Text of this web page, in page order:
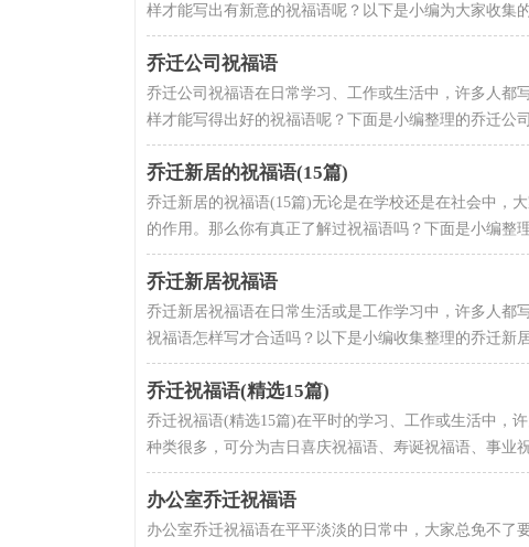
样才能写出有新意的祝福语呢？以下是小编为大家收集
乔迁公司祝福语
乔迁公司祝福语在日常学习、工作或生活中，许多人都
样才能写得出好的祝福语呢？下面是小编整理的乔迁公
乔迁新居的祝福语(15篇)
乔迁新居的祝福语(15篇)无论是在学校还是在社会中，
的作用。那么你有真正了解过祝福语吗？下面是小编整
乔迁新居祝福语
乔迁新居祝福语在日常生活或是工作学习中，许多人都
祝福语怎样写才合适吗？以下是小编收集整理的乔迁新
乔迁祝福语(精选15篇)
乔迁祝福语(精选15篇)在平时的学习、工作或生活中，
种类很多，可分为吉日喜庆祝福语、寿诞祝福语、事业
办公室乔迁祝福语
办公室乔迁祝福语在平平淡淡的日常中，大家总免不了